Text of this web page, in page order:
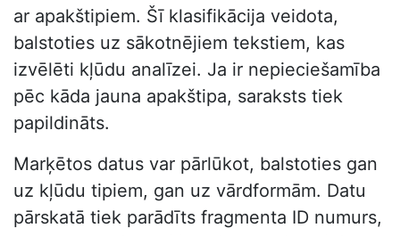
ar apakštipiem. Šī klasifikācija veidota,
balstoties uz sākotnējiem tekstiem, kas
izvēlēti kļūdu analīzei. Ja ir nepieciešamība
pēc kāda jauna apakštipa, saraksts tiek
papildināts.
Marķētos datus var pārlūkot, balstoties gan
uz kļūdu tipiem, gan uz vārdformām. Datu
pārskatā tiek parādīts fragmenta ID numurs,